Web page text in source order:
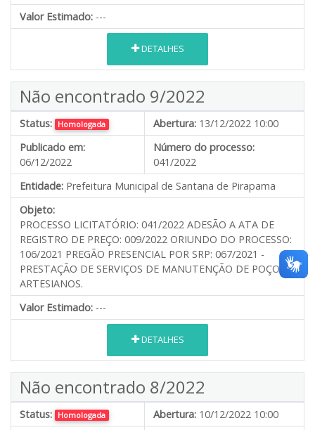
Valor Estimado: ---
DETALHES
Não encontrado 9/2022
Status: Homologada Abertura: 13/12/2022 10:00
Publicado em:
06/12/2022
Número do processo:
041/2022
Entidade: Prefeitura Municipal de Santana de Pirapama
Objeto:
PROCESSO LICITATÓRIO: 041/2022 ADESÃO A ATA DE
REGISTRO DE PREÇO: 009/2022 ORIUNDO DO PROCESSO:
106/2021 PREGÃO PRESENCIAL POR SRP: 067/2021 -
PRESTAÇÃO DE SERVIÇOS DE MANUTENÇÃO DE POÇOS
ARTESIANOS.
Valor Estimado: ---
DETALHES
Não encontrado 8/2022
Status: Homologada Abertura: 10/12/2022 10:00